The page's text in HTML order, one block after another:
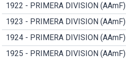
1922 - PRIMERA DIVISION (AAmF)
1923 - PRIMERA DIVISION (AAmF)
1924 - PRIMERA DIVISION (AAmF)
1925 - PRIMERA DIVISION (AAmF)